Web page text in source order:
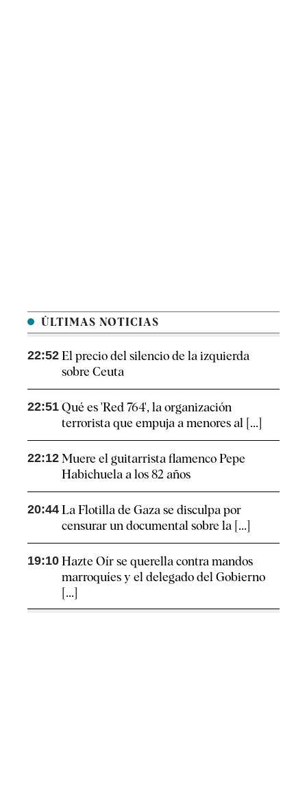
ÚLTIMAS NOTICIAS
22:52 El precio del silencio de la izquierda
sobre Ceuta
22:51 Qué es 'Red 764', la organización
terrorista que empuja a menores al [...]
22:12 Muere el guitarrista flamenco Pepe
Habichuela a los 82 años
20:44 La Flotilla de Gaza se disculpa por
censurar un documental sobre la [...]
19:10 Hazte Oír se querella contra mandos
marroquíes y el delegado del Gobierno
[...]